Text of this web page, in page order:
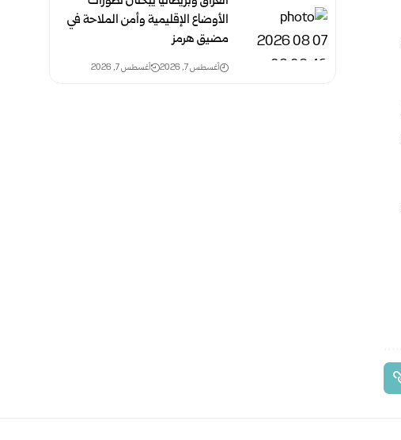
الأوضاع الإقليمية وأمن الملاحة في
مضيق هرمز
أغسطس 7, 2026 أغسطس 7, 2026